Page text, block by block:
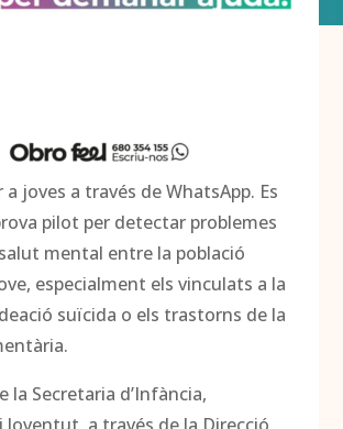
joves a través de WhatsApp. Es
pilot per detectar problemes
mental entre la població
especialment els vinculats a la
suïcida o els trastorns de la
la Secretaria d’Infància,